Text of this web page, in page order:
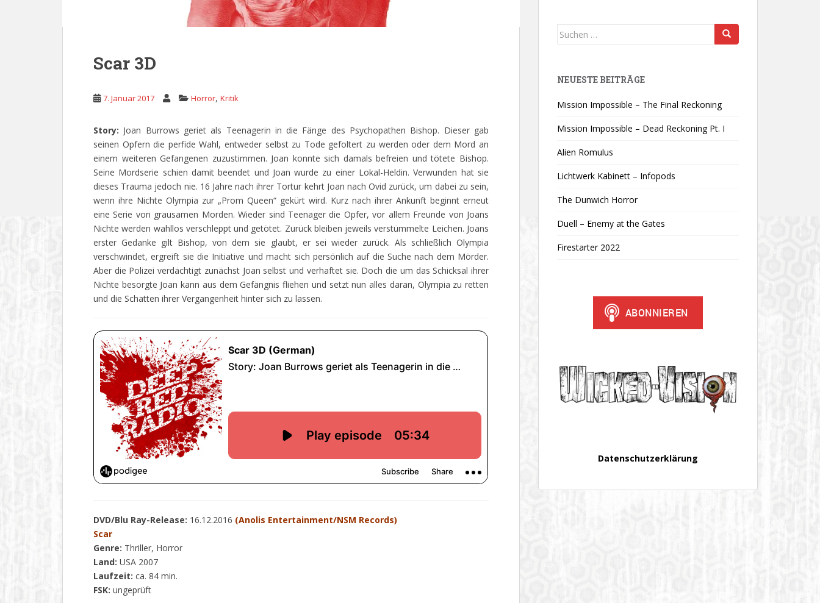
Scar 3D
7. Januar 2017 Horror, Kritik
Story: Joan Burrows geriet als Teenagerin in die Fänge des Psychopathen Bishop. Dieser gab
seinen Opfern die perfide Wahl, entweder selbst zu Tode gefoltert zu werden oder dem Mord an
einem weiteren Gefangenen zuzustimmen. Joan konnte sich damals befreien und tötete Bishop.
Seine Mordserie schien damit beendet und Joan wurde zu einer Lokal-Heldin. Verwunden hat sie
dieses Trauma jedoch nie. 16 Jahre nach ihrer Tortur kehrt Joan nach Ovid zurück, um dabei zu sein,
wenn ihre Nichte Olympia zur „Prom Queen“ gekürt wird. Kurz nach ihrer Ankunft beginnt erneut
eine Serie von grausamen Morden. Wieder sind Teenager die Opfer, vor allem Freunde von Joans
Nichte werden wahllos verschleppt und getötet. Zurück bleiben jeweils verstümmelte Leichen. Joans
erster Gedanke gilt Bishop, von dem sie glaubt, er sei wieder zurück. Als schließlich Olympia
verschwindet, ergreift sie die Initiative und macht sich persönlich auf die Suche nach dem Mörder.
Aber die Polizei verdächtigt zunächst Joan selbst und verhaftet sie. Doch die um das Schicksal ihrer
Nichte besorgte Joan kann aus dem Gefängnis fliehen und setzt nun alles daran, Olympia zu retten
und die Schatten ihrer Vergangenheit hinter sich zu lassen.
DVD/Blu Ray-Release: 16.12.2016 (Anolis Entertainment/NSM Records)
Scar
Genre: Thriller, Horror
Land: USA 2007
Laufzeit: ca. 84 min.
FSK: ungeprüft
Suchen
NEUESTE BEITRÄGE
Mission Impossible – The Final Reckoning
Mission Impossible – Dead Reckoning Pt. I
Alien Romulus
Lichtwerk Kabinett – Infopods
The Dunwich Horror
Duell – Enemy at the Gates
Firestarter 2022
Datenschutzerklärung